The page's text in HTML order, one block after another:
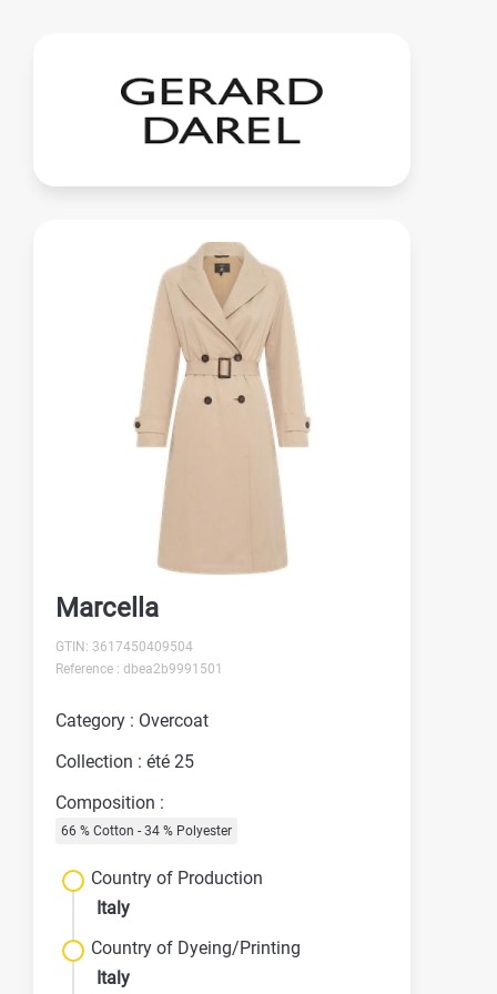
Marcella
GTIN: 3617450409504
Reference : dbea2b9991501
Category : Overcoat
Collection : été 25
Composition :
66 % Cotton - 34 % Polyester
Country of Production
Italy
Country of Dyeing/Printing
Italy